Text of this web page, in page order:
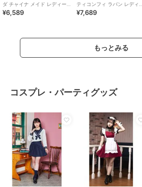
ダ チャイナ メイド レディース
レッド
¥6,589
ティコンフィ ラパン レディー
ス ピンク
¥7,689
もっとみる
コスプレ・パーティグッズ